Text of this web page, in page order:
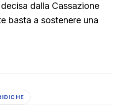
dalla Cassazione
basta a sostenere una